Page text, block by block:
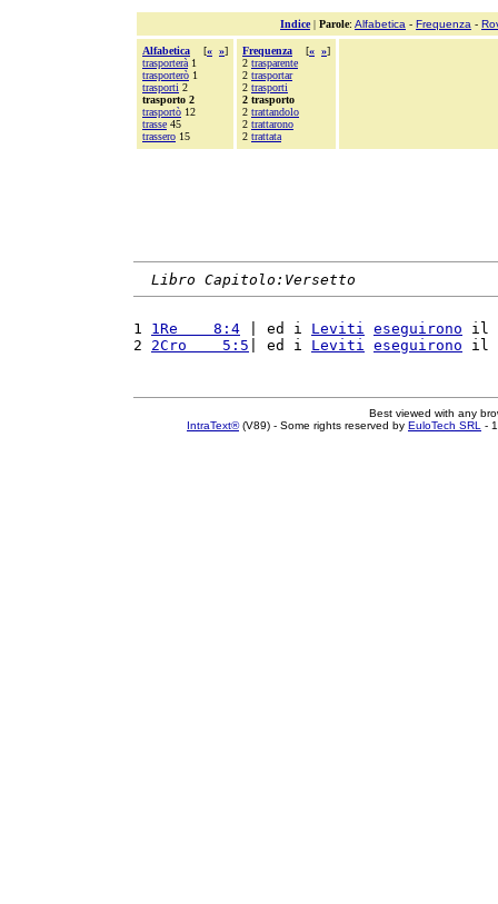
Indice| Parole: Alfabetica - Frequenza -
Alfabetica [« »]
trasporterà 1
trasporterò 1
trasporti 2
trasporto 2
trasportò 12
trasse 45
trassero 15
Frequenza [« »]
2 trasparente
2 trasportar
2 trasporti
2 trasporto
2 trattandolo
2 trattarono
2 trattata
Libro Capitolo:Versetto
1 1Re    8:4 | ed i Leviti eseguirono il
2 2Cro    5:5 | ed i Leviti eseguirono il
Best viewed with any
IntraText®(V89) - Some rights reserved by EuloTech SRL -